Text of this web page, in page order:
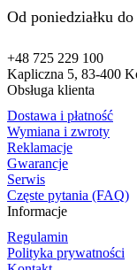
Od poniedziałku
+48 725 229 100
Kapliczna 5, 83-400
Obsługa klienta
Dostawa i płatność
Wymiana i zwroty
Reklamacje
Gwarancje
Serwis
Częste pytania (FAQ)
Informacje
Regulamin
Polityka prywatności